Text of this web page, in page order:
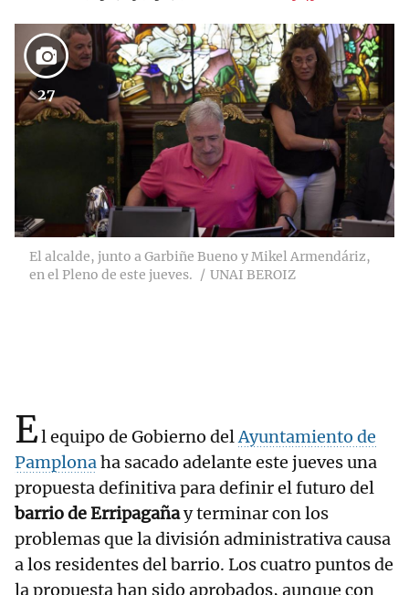
27
El alcalde, junto a Garbiñe Bueno y Mikel Armendáriz,
en el Pleno de este jueves.
UNAI BEROIZ
El equipo de Gobierno delAyuntamiento de
Pamplonaha sacado adelante este jueves una
propuesta definitiva para definir el futuro del
barrio de Erripagañay terminar con los
problemas que la división administrativa causa
a los residentes del barrio. Los cuatro puntos de
la propuesta han sido aprobados, aunque con